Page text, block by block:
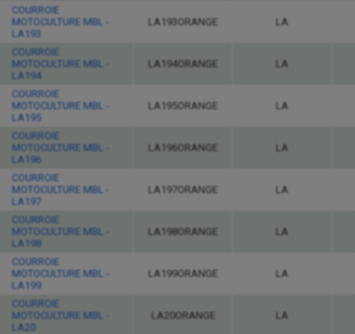
COURROIE
MOTOCULTURE MBL -
LA193
LA193ORANGE LA
COURROIE
MOTOCULTURE MBL -
LA194
LA194ORANGE LA
COURROIE
MOTOCULTURE MBL -
LA195
LA195ORANGE LA
COURROIE
MOTOCULTURE MBL -
LA196
LA196ORANGE LA
COURROIE
MOTOCULTURE MBL -
LA197
LA197ORANGE LA
COURROIE
MOTOCULTURE MBL -
LA198
LA198ORANGE LA
COURROIE
MOTOCULTURE MBL -
LA199
LA199ORANGE LA
COURROIE
MOTOCULTURE MBL -
LA20
LA20ORANGE LA